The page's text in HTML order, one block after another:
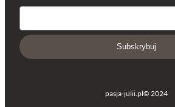
Subskrybuj
pasja-julii.pl© 2024